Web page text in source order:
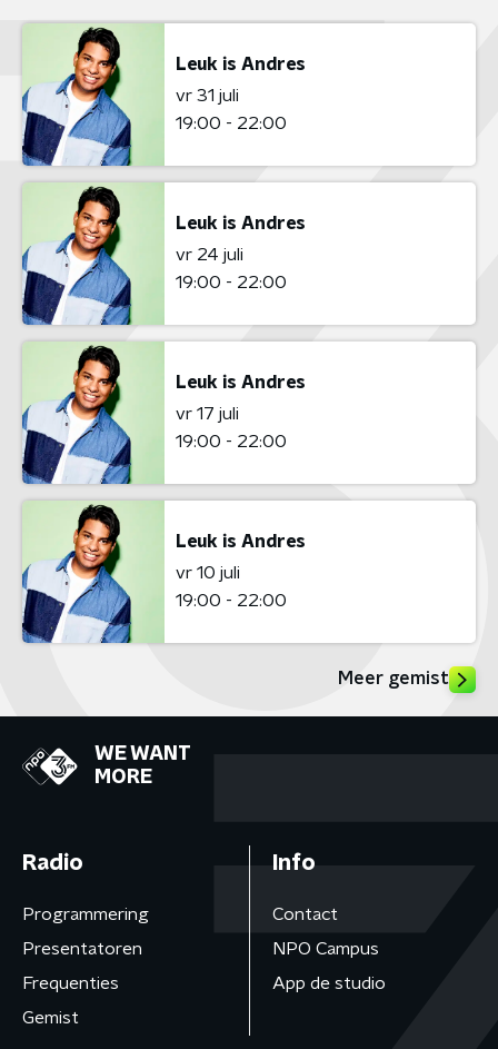
Leuk is Andres
vr 31 juli
19:00 - 22:00
Leuk is Andres
vr 24 juli
19:00 - 22:00
Leuk is Andres
vr 17 juli
19:00 - 22:00
Leuk is Andres
vr 10 juli
19:00 - 22:00
Meer gemist
WE WANT
MORE
Radio
Programmering
Presentatoren
Frequenties
Gemist
Info
Contact
NPO Campus
App de studio